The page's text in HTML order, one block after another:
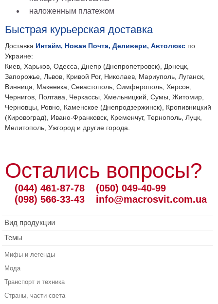
наложенным платежом
Быстрая курьерская доставка
Доставка Интайм, Новая Почта, Деливери, Автолюкс по
Украине:
Киев, Харьков, Одесса, Днепр (Днепропетровск), Донецк,
Запорожье, Львов, Кривой Рог, Николаев, Мариуполь, Луганск,
Винница, Макеевка, Севастополь, Симферополь, Херсон,
Чернигов, Полтава, Черкассы, Хмельницкий, Сумы, Житомир,
Черновцы, Ровно, Каменское (Днепродзержинск), Кропивницкий
(Кировоград), Ивано-Франковск, Кременчуг, Тернополь, Луцк,
Мелитополь, Ужгород и другие города.
Остались вопросы?
(044) 461-87-78
(098) 566-33-43
(050) 049-40-99
info@macrosvit.com.ua
Вид продукции
Темы
Мифы и легенды
Мода
Транспорт и техника
Страны, части света